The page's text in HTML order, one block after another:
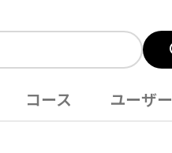
コース ユーザー